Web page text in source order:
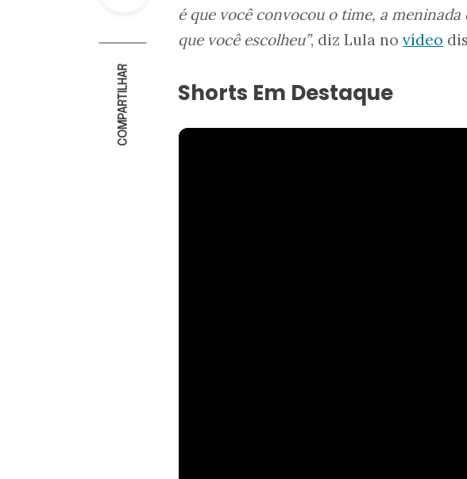
COMPARTILHAR
é que você convocou o time, a
que você escolheu”, diz Lula no vídeo
Shorts Em Destaque